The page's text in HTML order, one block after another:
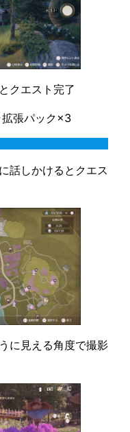
クエスト完了
張パック×3
話しかけるとクエス
に見える角度で撮影